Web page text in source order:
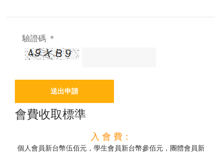
驗證碼 ＊
會費收取標準
入 會 費：
個人會員新台幣伍佰元，學生會員新台幣參佰元，團體會員新